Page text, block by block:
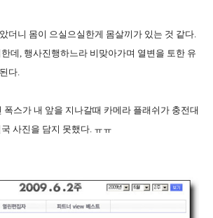
더니 몸이 으실으실한게 몸살끼가 있는 것 같다.
데, 행사진행하느라 비맞아가며 열변을 토한 유
다.
폭스가 내 앞을 지나갈때 카메라 플래쉬가 충전대
사진을 담지 못했다. ㅠㅠ